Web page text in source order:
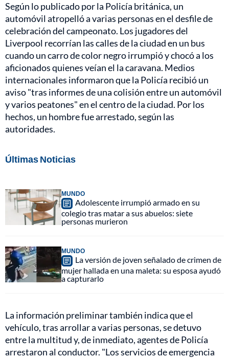
Según lo publicado por la Policía británica, un
automóvil atropelló a varias personas en el desfile de
celebración del campeonato. Los jugadores del
Liverpool recorrían las calles de la ciudad en un bus
cuando un carro de color negro irrumpió y chocó a los
aficionados quienes veían el la caravana. Medios
internacionales informaron que la Policía recibió un
aviso "tras informes de una colisión entre un automóvil
y varios peatones" en el centro de la ciudad. Por los
hechos, un hombre fue arrestado, según las
autoridades.
Últimas Noticias
MUNDO
Adolescente irrumpió armado en su
colegio tras matar a sus abuelos: siete
personas murieron
MUNDO
La versión de joven señalado de crimen de
mujer hallada en una maleta: su esposa ayudó
a capturarlo
La información preliminar también indica que el
vehículo, tras arrollar a varias personas, se detuvo
entre la multitud y, de inmediato, agentes de Policía
arrestaron al conductor. "Los servicios de emergencia